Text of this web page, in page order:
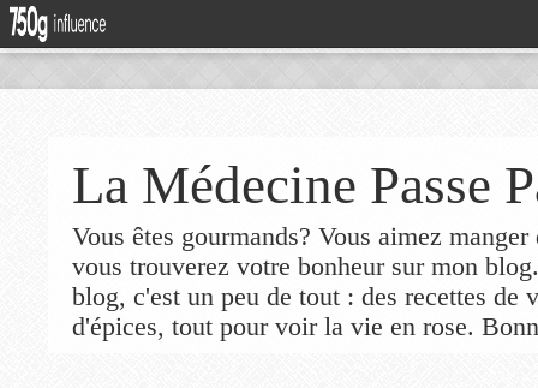
La Médecine Passe
Vous êtes gourmands? Vous aimez
vous trouverez votre bonheur sur mon
blog, c'est un peu de tout : des recettes de
d'épices, tout pour voir la vie en rose.